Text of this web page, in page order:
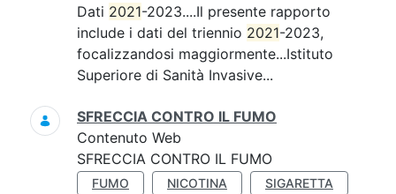
Dati 2021-2023....Il presente rapporto
include i dati del triennio 2021-2023,
focalizzandosi maggiormente...Istituto
Superiore di Sanità Invasive...
SFRECCIA CONTRO IL FUMO
Contenuto Web
SFRECCIA CONTRO IL FUMO
FUMO NICOTINA
SIGARETTA